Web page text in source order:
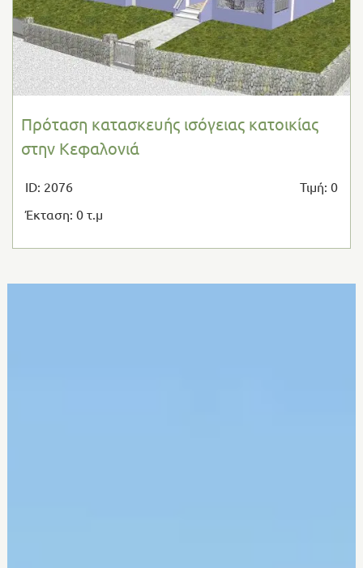
Πρόταση κατασκευής ισόγειας κατοικίας
στην Κεφαλονιά
ID: 2076
Τιμή: 0
Έκταση: 0 τ.μ